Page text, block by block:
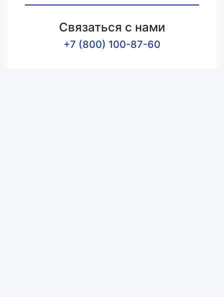
Связаться с нами
+7 (800) 100-87-60